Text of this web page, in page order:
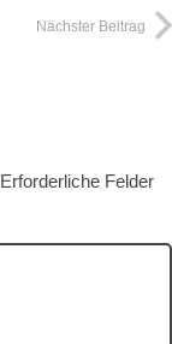
Nächster Beitrag
Erforderliche Felder